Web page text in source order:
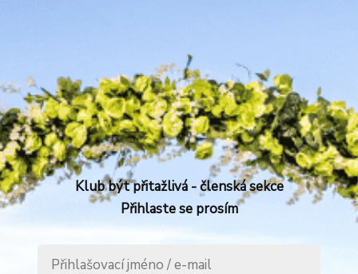
Klub být přitažlivá - členská sekce
Přihlaste se prosím